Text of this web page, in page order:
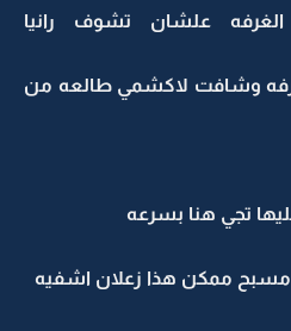
علشان تشوف رانيا
وشافت لاكشمي طالعه من
تجي هنا بسرعه
مسبح ممكن هذا زعلان اشفيه